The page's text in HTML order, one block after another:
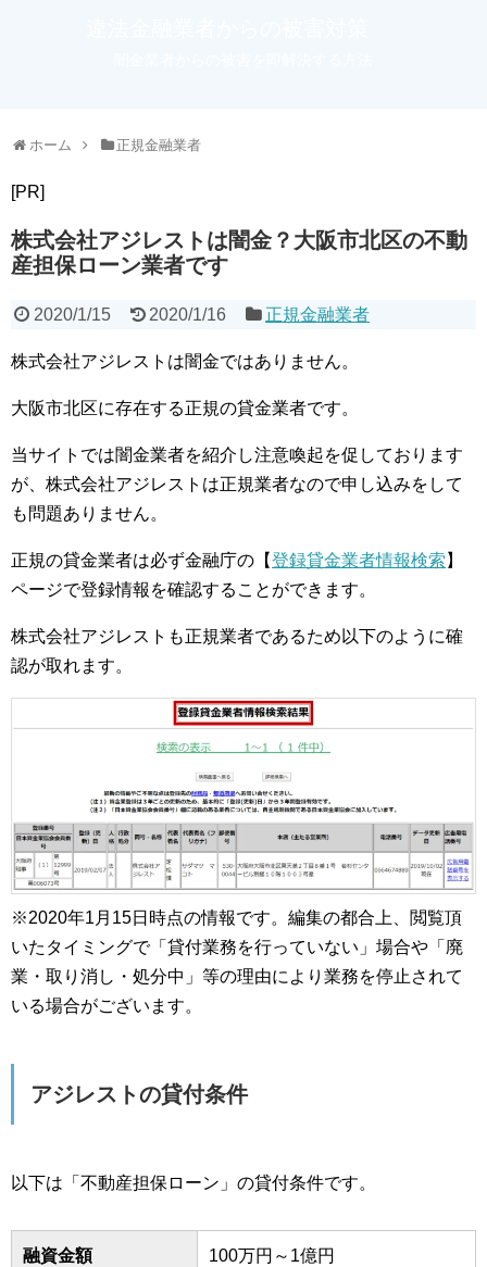
ホーム 正規金融業者
[PR]
株式会社アジレストは闇金？大阪市北区の不動
産担保ローン業者です
2020/1/15 2020/1/16 正規金融業者
株式会社アジレストは闇金ではありません。
大阪市北区に存在する正規の貸金業者です。
当サイトでは闇金業者を紹介し注意喚起を促しております
が、株式会社アジレストは正規業者なので申し込みをして
も問題ありません。
正規の貸金業者は必ず金融庁の【登録貸金業者情報検索 】
ページで登録情報を確認することができます。
株式会社アジレストも正規業者であるため以下のように確
認が取れます。
※2020年1月15日時点の情報です。編集の都合上、閲覧頂
いたタイミングで「貸付業務を行っていない」場合や「廃
業・取り消し・処分中」等の理由により業務を停止されて
いる場合がございます。
アジレストの貸付条件
以下は「不動産担保ローン」の貸付条件です。
融資金額 100万円～1億円